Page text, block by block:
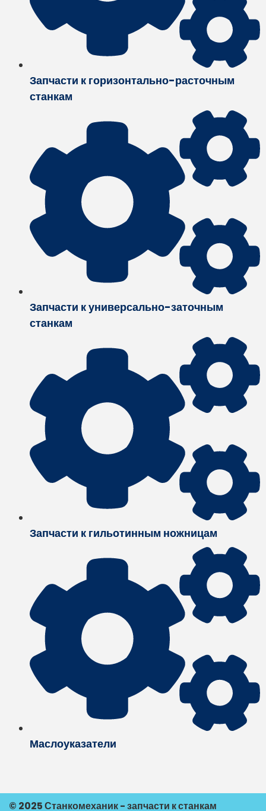
Запчасти к горизонтально-расточным
станкам
Запчасти к универсально-заточным
станкам
Запчасти к гильотинным ножницам
Маслоуказатели
© 2025 Станкомеханик - запчасти к станкам